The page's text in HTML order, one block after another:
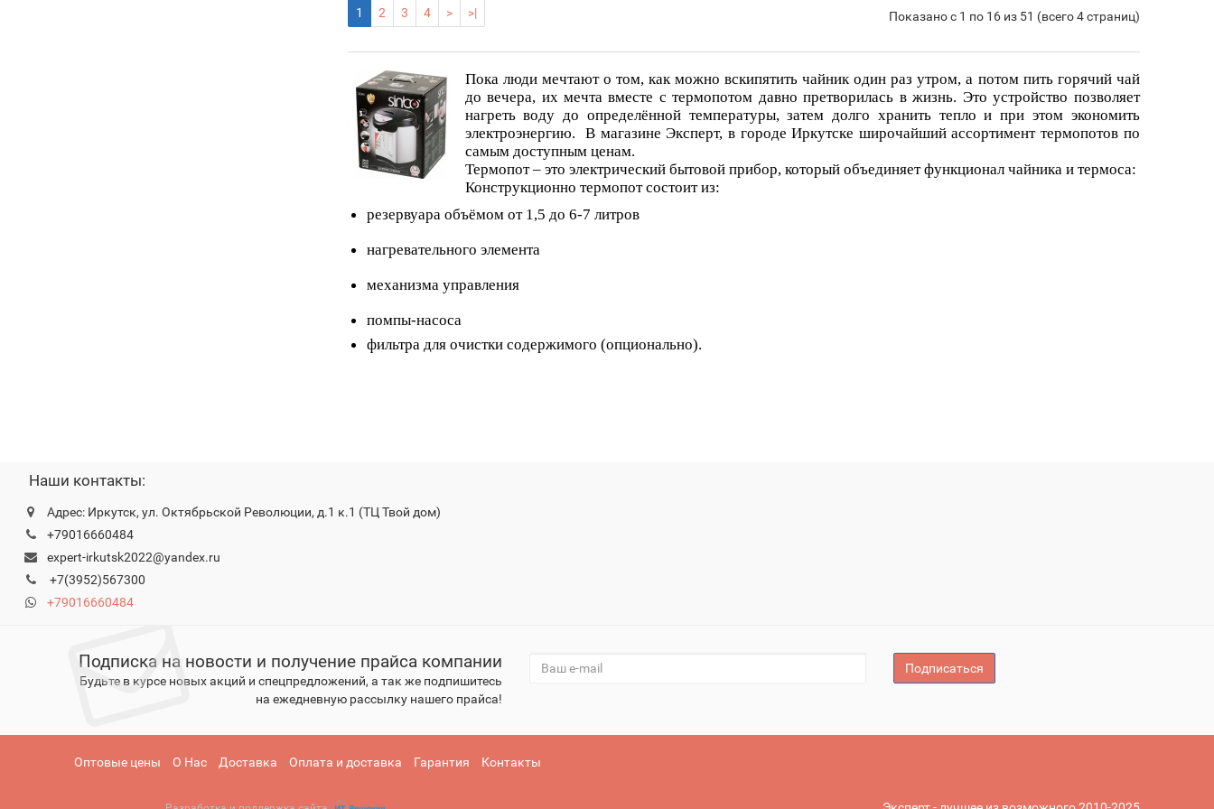
1 2 3 4 > >| Показано с 1 по 16 из 51 (всего 4 страниц)
Пока люди мечтают о том, как можно вскипятить чайник один раз утром, а потом пить горячий чай
до вечера, их мечта вместе с термопотом давно претворилась в жизнь. Это устройство позволяет
нагреть воду до определённой температуры, затем долго хранить тепло и при этом экономить
электроэнергию. В магазине Эксперт, в городе Иркутске широчайший ассортимент термопотов по
самым доступным ценам.
Термопот – это электрический бытовой прибор, который объединяет функционал чайника и термоса:
Конструкционно термопот состоит из:
резервуара объёмом от 1,5 до 6-7 литров
нагревательного элемента
механизма управления
помпы-насоса
фильтра для очистки содержимого (опционально).
Наши контакты:
Адрес: Иркутск, ул. Октябрьской Революции, д.1 к.1 (ТЦ Твой дом)
+79016660484
expert-irkutsk2022@yandex.ru
+7(3952)567300
+79016660484
Подписка на новости и получение прайса компании
Будьте в курсе новых акций и спецпредложений, а так же подпишитесь
на ежедневную рассылку нашего прайса!
Подписаться
Оптовые цены О Нас Доставка Оплата и доставка Гарантия Контакты